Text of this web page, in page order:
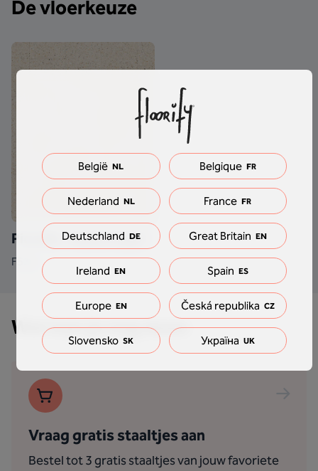
De vloerkeuze
Piccollo - kleine tegel
F532
Wat kan je nog doen
Vraag gratis staaltjes aan
Bestel tot 3 gratis staaltjes van jouw favoriete
België NL Belgique FR
Nederland NL France FR
Deutschland DE Great Britain EN
Ireland EN Spain ES
Europe EN Česká republika CZ
Slovensko SK Україна UK